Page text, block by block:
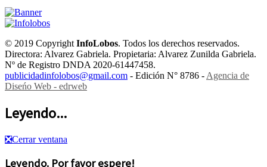
© 2019 CopyrightInfoLobos. Todos los derechos reservados.
Directora: Alvarez Gabriela. Propietaria: Alvarez Zunilda Gabriela.
Nº de Registro DNDA 2020-61447458.
publicidadinfolobos@gmail.com - Edición N° 8786 -Agencia de
Diseńo Web - edrweb
Leyendo...
❎Cerrar ventana
Leyendo. Por favor espere!